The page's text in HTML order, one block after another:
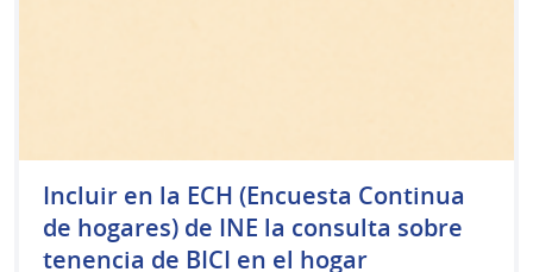
Incluir en la ECH (Encuesta Continua
de hogares) de INE la consulta sobre
tenencia de BICI en el hogar